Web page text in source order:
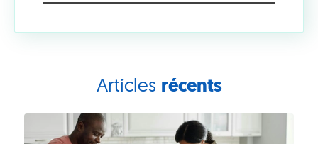
Articles récents